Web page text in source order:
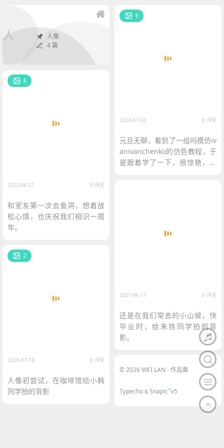
人
人像
4 篇
9
2024-01-02 0 评论
元旦无聊，看到了一组吗模仿iv
anivanchenko的仿色教程，于
是跟着学了一下，很惊艳，全
6
2022-06-21 0 评论
和室友第一次去鱼洞，想着放
松心情，也庆祝我们相识一周
年。
2021-06-17 0 评论
还是在我们常去的小山坡，快
毕业时，给朱姓同学拍的背
影。
2
2020-07-19 0 评论
人像初尝试，在咖啡馆给小韩
同学拍的背影
© 2026 WEI LAN - 作品集
Typecho & Snapic+v5